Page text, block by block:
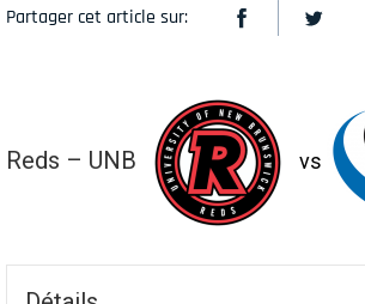
Partager cet article sur:
Reds – UNB vs